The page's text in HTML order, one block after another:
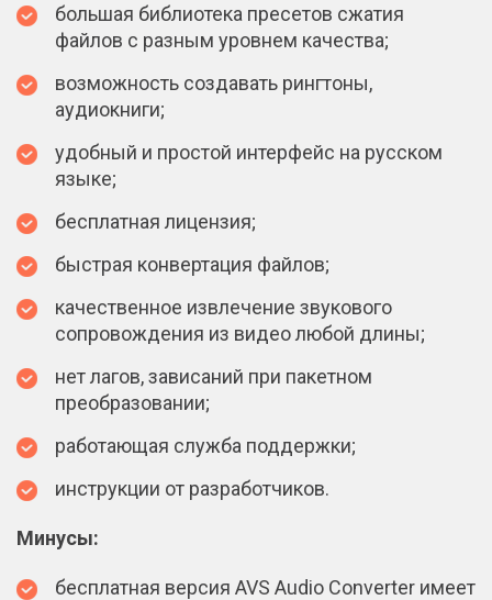
большая библиотека пресетов сжатия
файлов с разным уровнем качества;
возможность создавать рингтоны,
аудиокниги;
удобный и простой интерфейс на русском
языке;
бесплатная лицензия;
быстрая конвертация файлов;
качественное извлечение звукового
сопровождения из видео любой длины;
нет лагов, зависаний при пакетном
преобразовании;
работающая служба поддержки;
инструкции от разработчиков.
Минусы:
бесплатная версия AVS Audio Converter имеет